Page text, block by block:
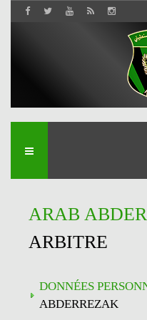
ARAB
ARBITRE
DONNÉES
ABDERREZAK